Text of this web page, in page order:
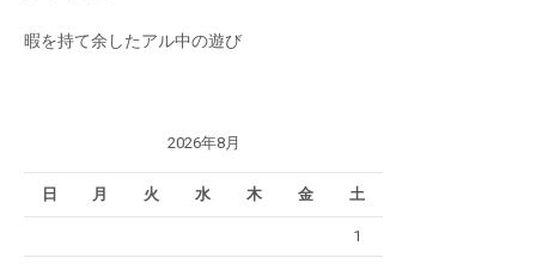
暇を持て余したアル中の遊び
2026年8月
日 月 火 水 木 金 土
1